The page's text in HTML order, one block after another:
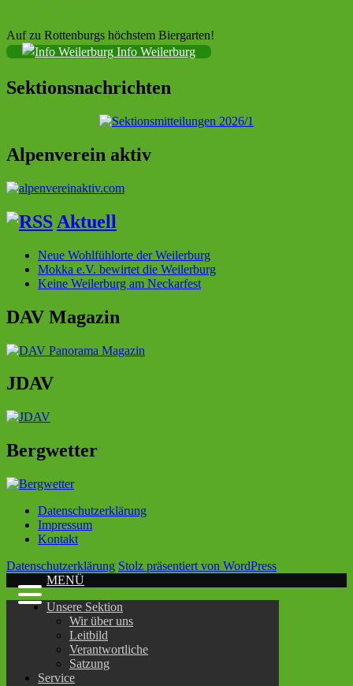
Auf zu Rottenburgs höchstem Biergarten!
Info Weilerburg
Sektionsnachrichten
Alpenverein aktiv
Aktuell
Neue Wohlfühlorte der Weilerburg
Mokka e.V. bewirtet die Weilerburg
Keine Weilerburg am Neckarfest
DAV Magazin
JDAV
Bergwetter
Datenschutzerklärung
Impressum
Kontakt
Datenschutzerklärung Stolz präsentiert von WordPress
MENÜ
Unsere Sektion
Wir über uns
Leitbild
Verantwortliche
Satzung
Service